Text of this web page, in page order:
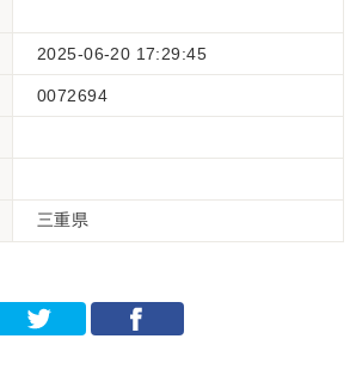
2025-06-20 17:29:45
0072694
三重県